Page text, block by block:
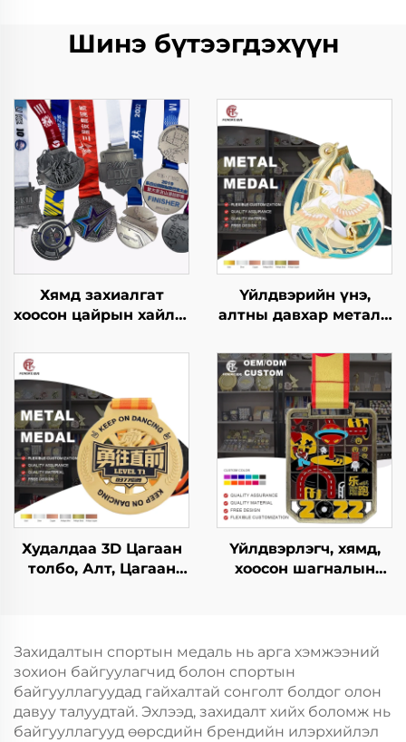
Шинэ бүтээгдэхүүн
Хямд захиалгат
хоосон цайрын хайлш
медаль, марафоны
захиалгат спортын
металл медаль
Үйлдвэрийн үнэ,
алтны давхар металл
лого, 3D марафон
спортын медаль,
сувенир шагналд
Худалдаа 3D Цагаан
толбо, Алт, Цагаан
үйлчлүүлэгчдийн
хүсэлтийн дагуу
спортын хүүхдийн
байцаа тэмдэгтэй
Үйлдвэрлэгч, хямд,
хоосон шагналын
спортын медаль
Захидалтын спортын медаль нь арга хэмжээний
зохион байгуулагчид болон спортын
байгууллагуудад гайхалтай сонголт болдог олон
давуу талуудтай. Эхлээд, захидалт хийх боломж нь
байгууллагууд өөрсдийн брендийн илэрхийлэл